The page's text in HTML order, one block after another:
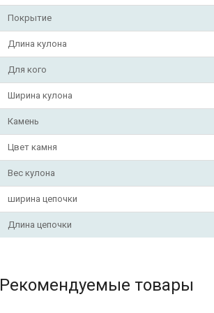
Покрытие
Длина кулона
Для кого
Ширина кулона
Камень
Цвет камня
Вес кулона
ширина цепочки
Длина цепочки
Рекомендуемые товары